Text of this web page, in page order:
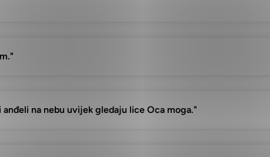
na nebu uvijek gledaju lice Oca moga."